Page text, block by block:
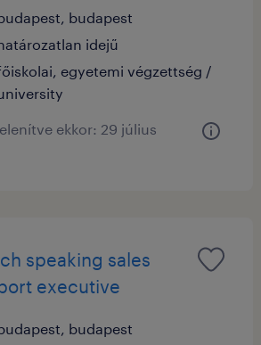
budapest
idejű
egyetemi végzettség /
ekkor: 29 július
speaking sales
executive
budapest